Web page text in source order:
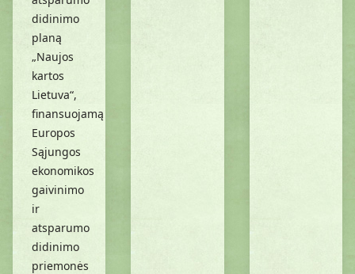
didinimo
planą
„Naujos
kartos
Lietuva“,
finansuojamą
Europos
Sąjungos
ekonomikos
gaivinimo
ir
atsparumo
didinimo
priemonės